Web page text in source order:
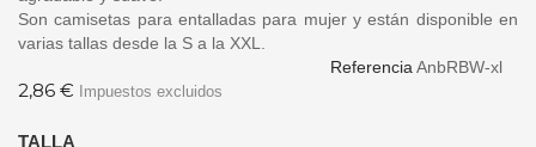
Son camisetas para entalladas para mujer y están disponible en
varias tallas desde la S a la XXL.
Referencia AnbRBW-xl
2,86 € Impuestos excluidos
TALLA